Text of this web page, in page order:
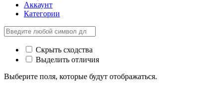
Аккаунт
Категории
Скрыть сходства
Выделить отличия
Выберите поля, которые будут отображаться.